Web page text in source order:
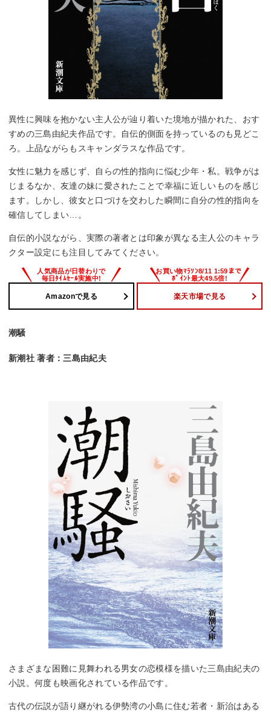
異性に興味を抱かない主人公が辿り着いた境地が描かれた、おす
すめの三島由紀夫作品です。自伝的側面を持っているのも見どこ
ろ。上品ながらもスキャンダラスな作品です。
女性に魅力を感じず、自らの性的指向に悩む少年・私。戦争がは
じまるなか、友達の妹に愛されたことで幸福に近しいものを感じ
ます。しかし、彼女と口づけを交わした瞬間に自分の性的指向を
確信してしまい…。
自伝的小説ながら、実際の著者とは印象が異なる主人公のキャラ
クター設定にも注目してみてください。
Amazonで見る 楽天市場で見る
潮騒
新潮社 著者：三島由紀夫
さまざまな困難に見舞われる男女の恋模様を描いた三島由紀夫の
小説。何度も映画化されている作品です。
古代の伝説が語り継がれる伊勢湾の小島に住む若者・新治はある